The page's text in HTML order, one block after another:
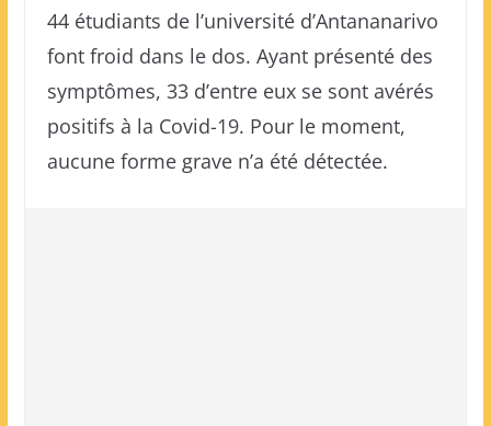
44 étudiants de l’université d’Antananarivo
font froid dans le dos. Ayant présenté des
symptômes, 33 d’entre eux se sont avérés
positifs à la Covid-19. Pour le moment,
aucune forme grave n’a été détectée.